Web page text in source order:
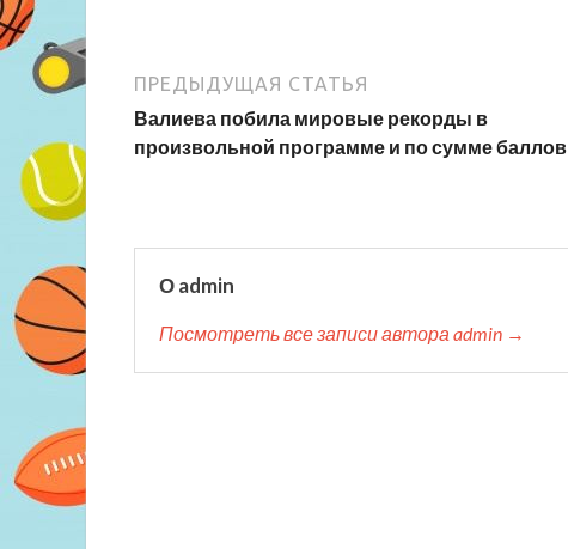
ПРЕДЫДУЩАЯ СТАТЬЯ
Валиева побила мировые рекорды в
произвольной программе и по сумме баллов
О admin
Посмотреть все записи автора admin →